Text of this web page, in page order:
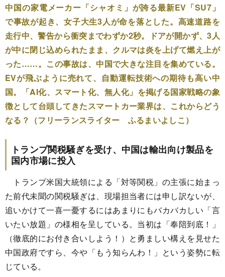
中国の家電メーカー「シャオミ」が誇る最新EV「SU7」
で事故が起き、女子大生3人が命を落とした。高速道路を
走行中、警告から衝突までわずか2秒。ドアが開かず、3人
が中に閉じ込められたまま、クルマは炎を上げて燃え上が
った……。この事故は、中国で大きな注目を集めている。
EVが飛ぶように売れて、自動運転技術への期待も高い中
国。「AI化、スマート化、無人化」を掲げる国家戦略の象
徴として台頭してきたスマートカー業界は、これからどう
なる？（フリーランスライター ふるまいよしこ）
トランプ関税騒ぎを受け、中国は輸出向け製品を
国内市場に投入
トランプ米国大統領による「対等関税」の主張に始まっ
た前代未聞の関税騒ぎは、現場担当者には申し訳ないが、
追いかけて一喜一憂するにはあまりにもバカバカしい「言
いたい放題」の様相を呈している。当初は「奉陪到底！」
（徹底的にお付き合いしよう！）と勇ましい構えを見せた
中国政府ですら、今や「もう知らんわ！」という姿勢に転
じている。